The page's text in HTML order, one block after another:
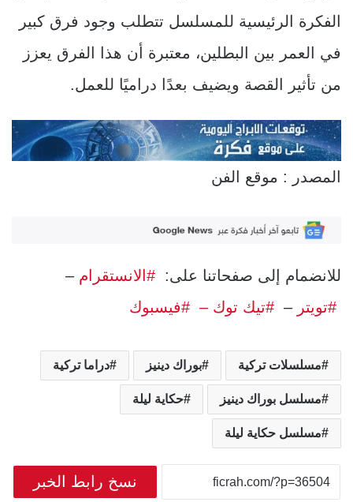
الفكرة الرئيسية للمسلسل تتطلب وجود فرق كبير
في العمر بين البطلين، معتبرة أن هذا الفرق يعزز
من تأثير القصة ويضيف بعدًا دراميًا للعمل.
المصدر : موقع الفن
للانضمام إلى صفحاتنا على: #الانستقرام –
#تويتر – #تيك توك – #فيسبوك
مسلسلات تركية بوراك دينيز دراما تركية
مسلسل بوراك دينيز حكاية ليلة
مسلسل حكاية ليلة
نسخ رابط الخبر